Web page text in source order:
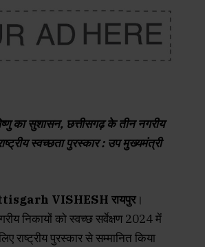
का सुशासन, छत्तीसगढ़ के तीन नगरीय
स्वच्छता पुरस्कार : उप मुख्यमंत्री
VISHESH रायपुर।
निकायों को स्वच्छ सर्वेक्षण 2024 में
राष्ट्रीय पुरस्कार से सम्मानित किया